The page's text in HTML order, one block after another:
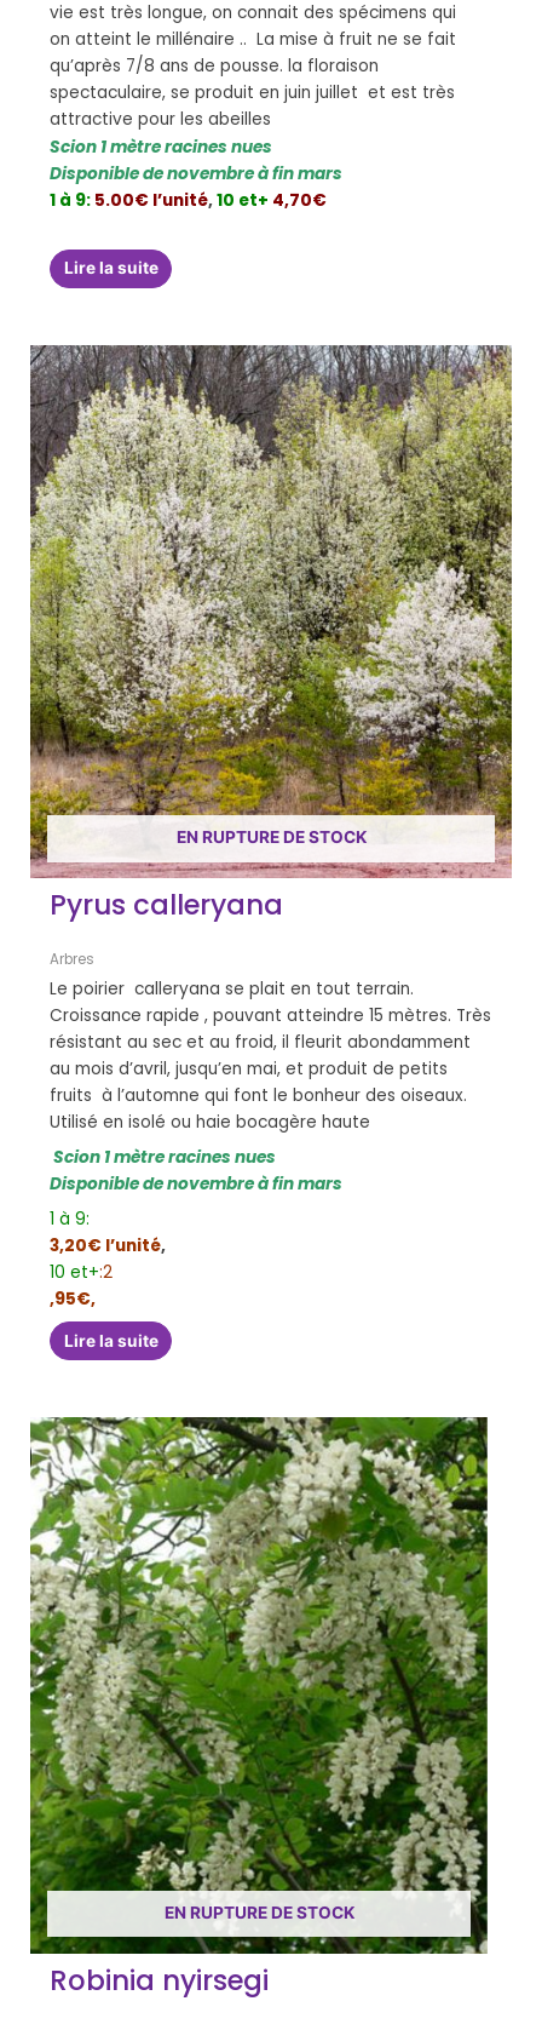
vie est très longue, on connait des spécimens qui
on atteint le millénaire .. La mise à fruit ne se fait
qu’après 7/8 ans de pousse. la floraison
spectaculaire, se produit en juin juillet et est très
attractive pour les abeilles
Scion 1 mètre racines nues
Disponible de novembre à fin mars
1 à 9: 5.00€ l’unité,10 et+ 4,70€
Lire la suite
EN RUPTURE DE STOCK
Pyrus calleryana
Arbres
Le poirier calleryana se plait en tout terrain.
Croissance rapide , pouvant atteindre 15 mètres. Très
résistant au sec et au froid, il fleurit abondamment
au mois d’avril, jusqu’en mai, et produit de petits
fruits à l’automne qui font le bonheur des oiseaux.
Utilisé en isolé ou haie bocagère haute
Scion 1 mètre racines nues
Disponible de novembre à fin mars
1 à 9:
3,20€ l’unité,
10 et+:2
,95€,
Lire la suite
EN RUPTURE DE STOCK
Robinia nyirsegi